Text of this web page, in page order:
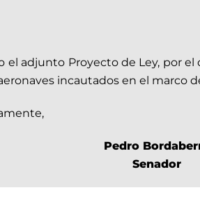
el adjunto Proyecto de Ley, por
incautados en el marco
Pedro
Senador